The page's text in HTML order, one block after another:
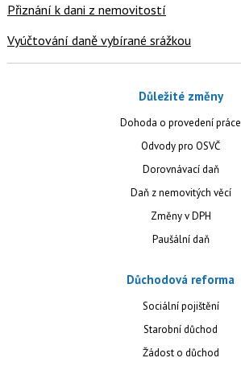
Přiznání k dani z nemovitostí
Vyúčtování daně vybírané srážkou
Důležité změny
Dohoda o provedení práce
Odvody pro OSVČ
Dorovnávací daň
Daň z nemovitých věcí
Změny v DPH
Paušální daň
Důchodová reforma
Sociální pojištění
Starobní důchod
Žádost o důchod